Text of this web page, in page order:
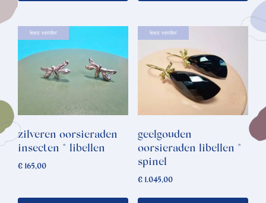
lees verder
zilveren oorsieraden
insecten * libellen
€ 165,00
lees verder
geelgouden
oorsieraden libellen *
spinel
€1.045,00